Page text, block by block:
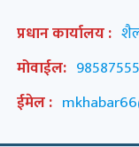
प्रधान कार्यालय :
मोवाईल:
ईमेल :